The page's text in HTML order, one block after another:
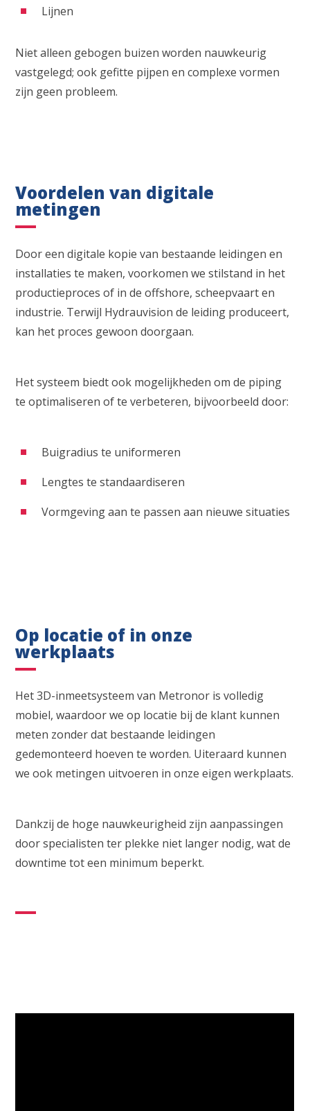
Lijnen
Niet alleen gebogen buizen worden nauwkeurig
vastgelegd; ook gefitte pijpen en complexe vormen
zijn geen probleem.
Voordelen van digitale
metingen
Door een digitale kopie van bestaande leidingen en
installaties te maken, voorkomen we stilstand in het
productieproces of in de offshore, scheepvaart en
industrie. Terwijl Hydrauvision de leiding produceert,
kan het proces gewoon doorgaan.
Het systeem biedt ook mogelijkheden om de piping
te optimaliseren of te verbeteren, bijvoorbeeld door:
Buigradius te uniformeren
Lengtes te standaardiseren
Vormgeving aan te passen aan nieuwe situaties
Op locatie of in onze
werkplaats
Het 3D-inmeetsysteem van Metronor is volledig
mobiel, waardoor we op locatie bij de klant kunnen
meten zonder dat bestaande leidingen
gedemonteerd hoeven te worden. Uiteraard kunnen
we ook metingen uitvoeren in onze eigen werkplaats.
Dankzij de hoge nauwkeurigheid zijn aanpassingen
door specialisten ter plekke niet langer nodig, wat de
downtime tot een minimum beperkt.